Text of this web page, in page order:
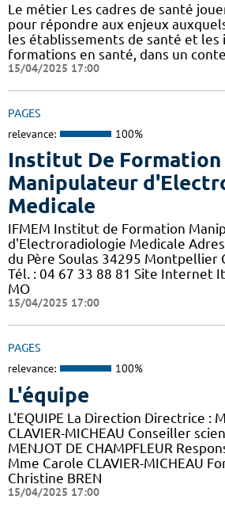
Le métier Les cadres de santé
pour répondre aux enjeux
les établissements de santé et les
formations en santé, dans un
15/04/2025 17:00
PAGES
relevance: 100%
Institut De Formation
Manipulateur
Medicale
IFMEM Institut de Formation
d'Electroradiologie Medicale
du Père Soulas 34295 Montpellier
Tél. : 04 67 33 88 81 Site Internet
MO
15/04/2025 17:00
PAGES
relevance: 100%
L'équipe
L'EQUIPE La Direction Directrice :
CLAVIER-MICHEAU Conseiller
MENJOT DE CHAMPFLEUR
Mme Carole CLAVIER-MICHEAU
Christine BREN
15/04/2025 17:00